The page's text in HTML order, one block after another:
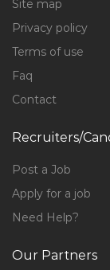
Site map
Privacy policy
Terms of use
Faq
Contact
Recruiters/
Post a Job
Apply for a job
Need Help?
Our Partners